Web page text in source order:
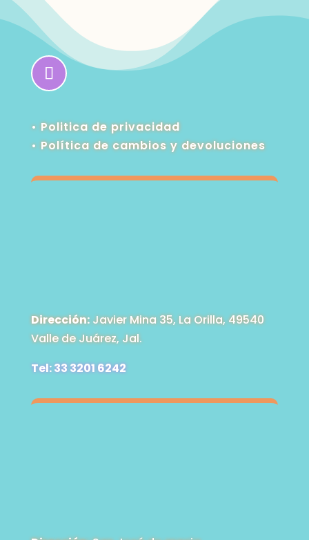
• Politica de privacidad
•Política de cambios y devoluciones
Dirección:Javier Mina 35, La Orilla, 49540
Valle de Juárez, Jal.
Tel: 33 3201 6242